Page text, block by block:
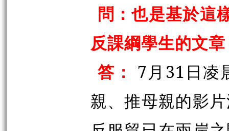
問：也是基於這
反課綱學生的文
答： 7月31日凌
親、推母親的影